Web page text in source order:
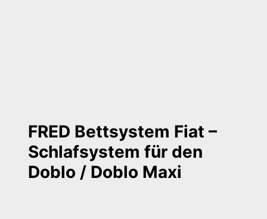
FRED Bettsystem Fiat –
Schlafsystem für den
Doblo / Doblo Maxi